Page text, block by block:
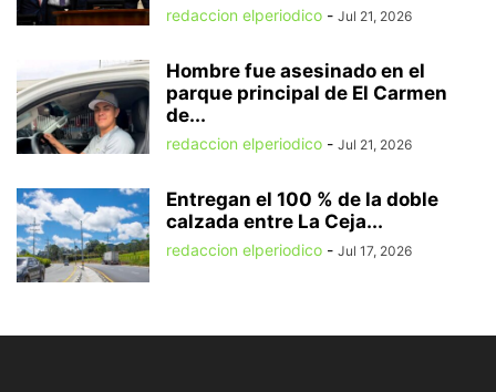
redaccion elperiodico - Jul 21, 2026
Hombre fue asesinado en el
parque principal de El Carmen
de...
redaccion elperiodico - Jul 21, 2026
Entregan el 100 % de la doble
calzada entre La Ceja...
redaccion elperiodico - Jul 17, 2026